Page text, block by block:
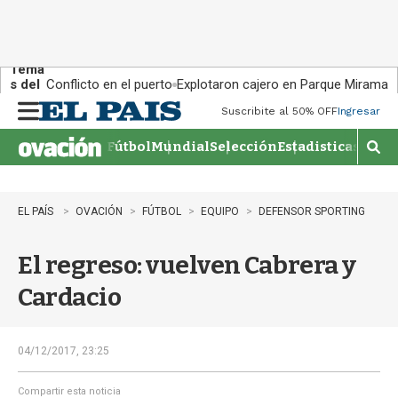
Tema
s del
día:
Conflicto en el puerto Explotaron cajero en Parque Miramar
n
u
Suscribite al 50% OFFIngresar
FútbolMundialSelecciónEstadisticas
M
o
e
EL PAÍS OVACIÓN FÚTBOL EQUIPO DEFENSOR SPORTING
El regreso: vuelven Cabrera y
Cardacio
04/12/2017, 23:25
Compartir esta noticia